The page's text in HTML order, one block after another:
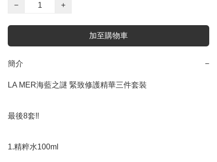
−
+
加至購物車
簡介 −
LA MER海藍之謎 緊致修護精華三件套裝
最後8套‼️
1.精粹水100ml